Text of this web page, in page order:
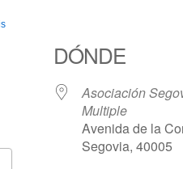
DÓNDE
Asociación
Multiple
Avenida de la
Segovia, 40005